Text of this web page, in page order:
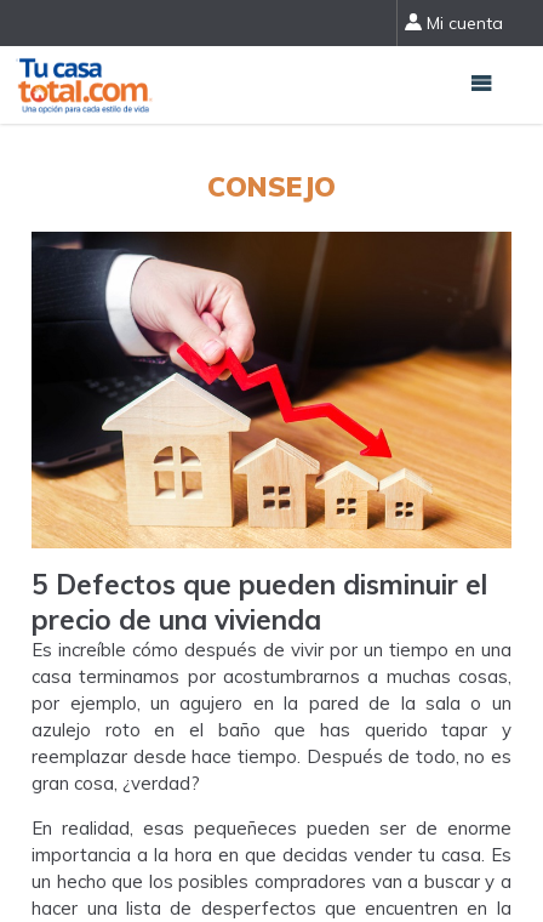
Mi cuenta
CONSEJO
5 Defectos que pueden disminuir el
precio de una vivienda
Es increíble cómo después de vivir por un tiempo en una
casa terminamos por acostumbrarnos a muchas cosas,
por ejemplo, un agujero en la pared de la sala o un
azulejo roto en el baño que has querido tapar y
reemplazar desde hace tiempo. Después de todo, no es
gran cosa, ¿verdad?
En realidad, esas pequeñeces pueden ser de enorme
importancia a la hora en que decidas vender tu casa. Es
un hecho que los posibles compradores van a buscar y a
hacer una lista de desperfectos que encuentren en la